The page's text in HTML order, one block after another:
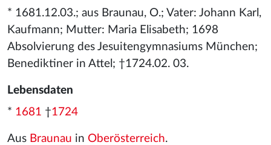
* 1681.12.03.; aus Braunau, O.; Vater: Johann Karl,
Kaufmann; Mutter: Maria Elisabeth; 1698
Absolvierung des Jesuitengymnasiums München;
Benediktiner in Attel; †1724.02. 03.
Lebensdaten
* 1681 †1724
Aus Braunau in Oberösterreich.